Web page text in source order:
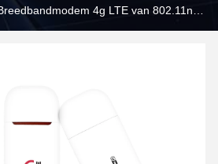
4g LTE van 802.11n